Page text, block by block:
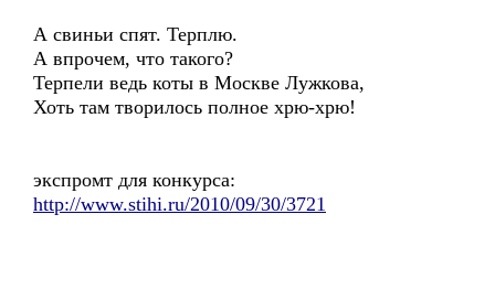
А свиньи спят. Терплю.
А впрочем, что такого?
Терпели ведь коты в Москве Лужкова,
Хоть там творилось полное хрю-хрю!
экспромт для конкурса:
http://www.stihi.ru/2010/09/30/3721